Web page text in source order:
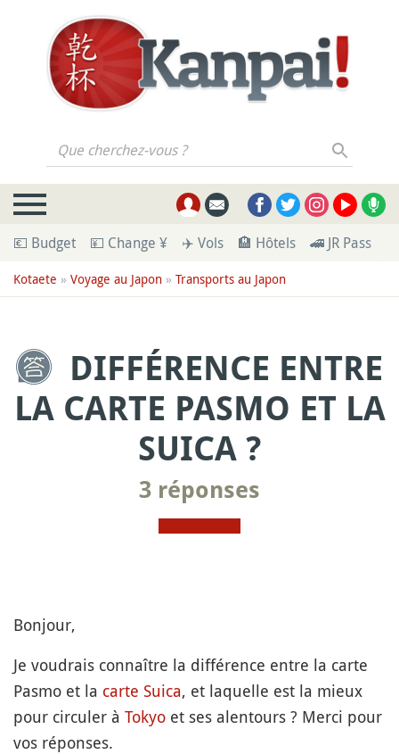
Que cherchez-vous ?
💶 Budget 💴 Change ¥ ✈️ Vols 🏨 Hôtels 🚄 JR Pass
Kotaete » Voyage au Japon » Transports au Japon
DIFFÉRENCE ENTRE
LA CARTE PASMO ET LA
SUICA ?
3 réponses
Bonjour,
Je voudrais connaître la différence entre la carte
Pasmo et la carte Suica, et laquelle est la mieux
pour circuler à Tokyo et ses alentours ? Merci pour
vos réponses.